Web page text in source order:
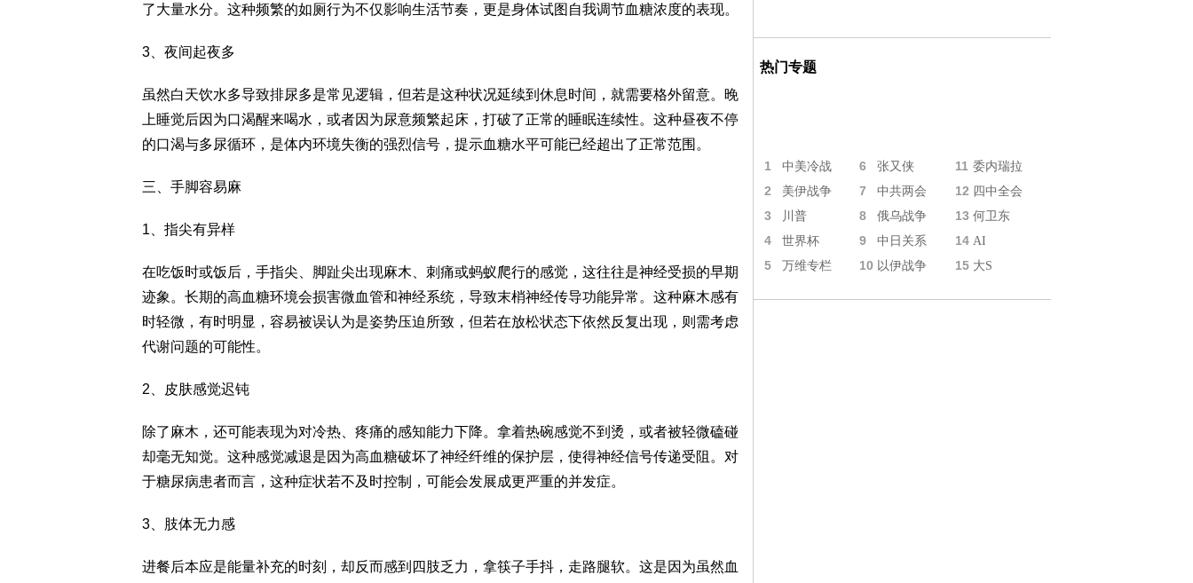
了大量水分。这种频繁的如厕行为不仅影响生活节奏，更是身体试图自我调节血糖浓度的表现。
3、夜间起夜多
虽然白天饮水多导致排尿多是常见逻辑，但若是这种状况延续到休息时间，就需要格外留意。晚
上睡觉后因为口渴醒来喝水，或者因为尿意频繁起床，打破了正常的睡眠连续性。这种昼夜不停
的口渴与多尿循环，是体内环境失衡的强烈信号，提示血糖水平可能已经超出了正常范围。
三、手脚容易麻
1、指尖有异样
在吃饭时或饭后，手指尖、脚趾尖出现麻木、刺痛或蚂蚁爬行的感觉，这往往是神经受损的早期
迹象。长期的高血糖环境会损害微血管和神经系统，导致末梢神经传导功能异常。这种麻木感有
时轻微，有时明显，容易被误认为是姿势压迫所致，但若在放松状态下依然反复出现，则需考虑
代谢问题的可能性。
2、皮肤感觉迟钝
除了麻木，还可能表现为对冷热、疼痛的感知能力下降。拿着热碗感觉不到烫，或者被轻微磕碰
却毫无知觉。这种感觉减退是因为高血糖破坏了神经纤维的保护层，使得神经信号传递受阻。对
于糖尿病患者而言，这种症状若不及时控制，可能会发展成更严重的并发症。
3、肢体无力感
进餐后本应是能量补充的时刻，却反而感到四肢乏力，拿筷子手抖，走路腿软。这是因为虽然血
热门专题
1 中美冷战 6 张又侠 11 委内瑞拉
2 美伊战争 7 中共两会 12 四中全会
3 川普 8 俄乌战争 13 何卫东
4 世界杯 9 中日关系 14 AI
5 万维专栏 10 以伊战争 15 大S